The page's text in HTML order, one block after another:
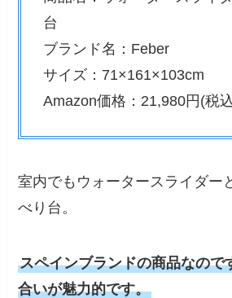
台
ブランド名：Feber
サイズ：71×161×103cm
Amazon価格：21,980円(税
室内でもウォータースライダー
べり台。
スペインブランドの商品なので
合いが魅力的です。